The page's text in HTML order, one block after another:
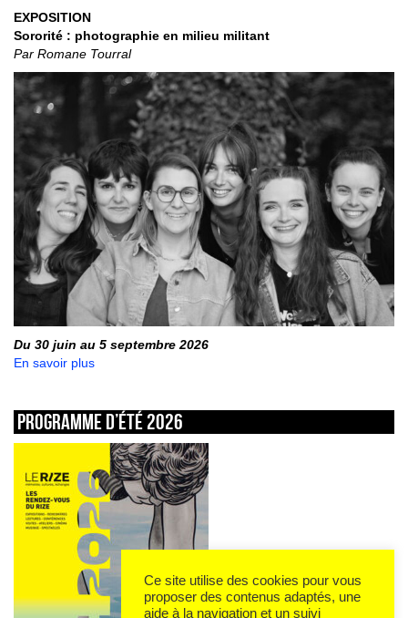
EXPOSITION
Sororité : photographie en milieu militant
Par Romane Tourral
Du 30 juin au 5 septembre 2026
En savoir plus
Programme d’été 2026
Ce site utilise des cookies pour vous
proposer des contenus adaptés, une
aide à la navigation et un suivi